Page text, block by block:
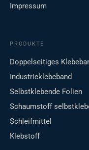
Impressum
PRODUKTE
Doppelseitiges
Industrieklebeband
Selbstklebende Folien
Schaumstoff
Schleifmittel
Klebstoff